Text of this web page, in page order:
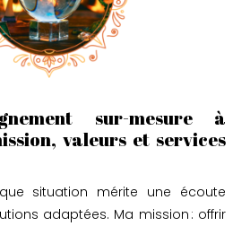
sur-mesure à
valeurs et services
situation mérite une écoute
adaptées. Ma mission : offrir